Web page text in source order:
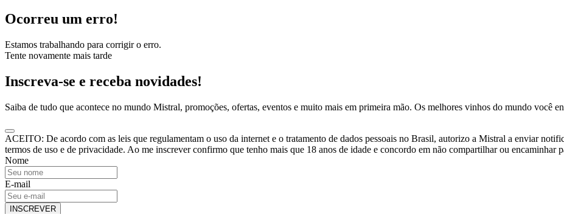
Ocorreu um erro!
Estamos trabalhando para corrigir o erro.
Tente novamente mais tarde
Inscreva-se e receba novidades!
Saiba de tudo que acontece no mundo Mistral, promoções, ofertas, eventos e muito mais em primeira mão. Os melhores vinhos do mundo você
ACEITO: De acordo com as leis que regulamentam o uso da internet e o tratamento de dados pessoais no Brasil, autorizo a Mistral a enviar
termos de uso e de privacidade. Ao me inscrever confirmo que tenho mais que 18 anos de idade e concordo em não compartilhar ou encaminhar
Nome
E-mail
INSCREVER